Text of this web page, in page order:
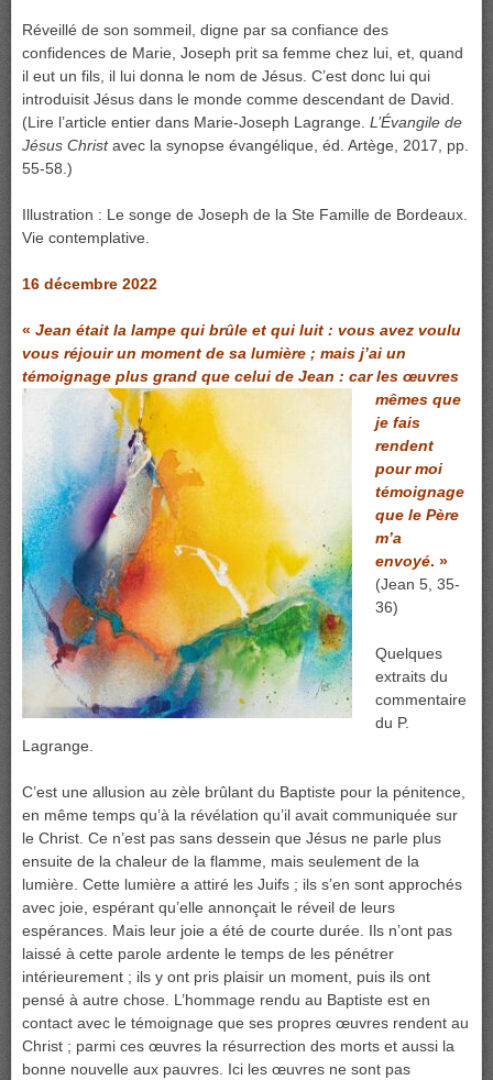
Réveillé de son sommeil, digne par sa confiance des
confidences de Marie, Joseph prit sa femme chez lui, et, quand
il eut un fils, il lui donna le nom de Jésus. C’est donc lui qui
introduisit Jésus dans le monde comme descendant de David.
(Lire l’article entier dans Marie-Joseph Lagrange. L’Évangile de
Jésus Christavec la synopse évangélique, éd. Artège, 2017, pp.
55-58.)
Illustration : Le songe de Joseph de la Ste Famille de Bordeaux.
Vie contemplative.
16 décembre 2022
« Jean était la lampe qui brûle et qui luit : vous avez voulu
vous réjouir un moment de sa lumière ; mais j’ai un
témoignage plus grand que celui de Jean : car les œuvres
mêmes que
je fais
rendent
pour moi
témoignage
que le Père
m’a
envoyé. »
(Jean 5, 35-
36)
Quelques
extraits du
commentaire
du P.
Lagrange.
C’est une allusion au zèle brûlant du Baptiste pour la pénitence,
en même temps qu’à la révélation qu’il avait communiquée sur
le Christ. Ce n’est pas sans dessein que Jésus ne parle plus
ensuite de la chaleur de la flamme, mais seulement de la
lumière. Cette lumière a attiré les Juifs ; ils s’en sont approchés
avec joie, espérant qu’elle annonçait le réveil de leurs
espérances. Mais leur joie a été de courte durée. Ils n’ont pas
laissé à cette parole ardente le temps de les pénétrer
intérieurement ; ils y ont pris plaisir un moment, puis ils ont
pensé à autre chose. L’hommage rendu au Baptiste est en
contact avec le témoignage que ses propres œuvres rendent au
Christ ; parmi ces œuvres la résurrection des morts et aussi la
bonne nouvelle aux pauvres. Ici les œuvres ne sont pas